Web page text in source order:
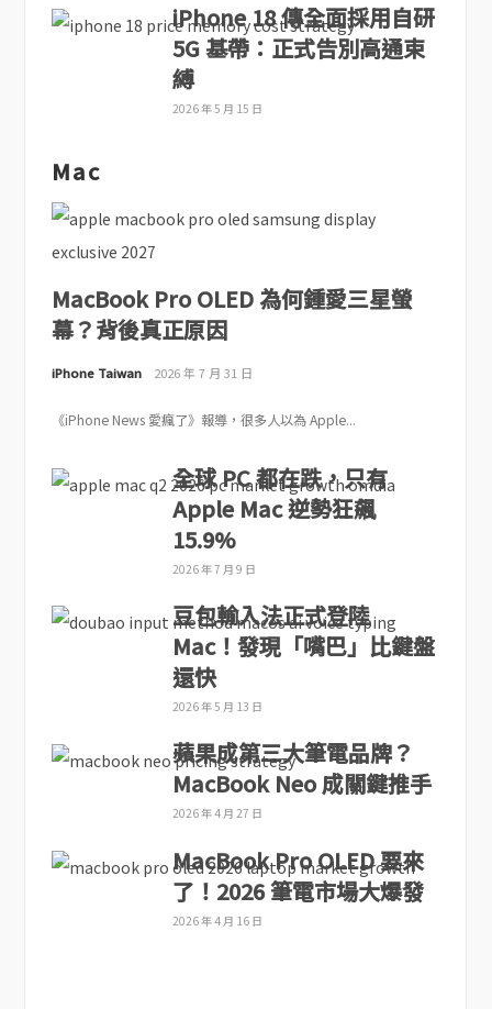
iPhone 18 傳全面採用自研
5G 基帶：正式告別高通束
縛
2026 年 5 月 15 日
Mac
MacBook Pro OLED 為何鍾愛三星螢
幕？背後真正原因
iPhone Taiwan 2026 年 7 月 31 日
《iPhone News 愛瘋了》報導，很多人以為 Apple...
全球 PC 都在跌，只有
Apple Mac 逆勢狂飆
15.9%
2026 年 7 月 9 日
豆包輸入法正式登陸
Mac！發現「嘴巴」比鍵盤
還快
2026 年 5 月 13 日
蘋果成第三大筆電品牌？
MacBook Neo 成關鍵推手
2026 年 4 月 27 日
MacBook Pro OLED 要來
了！2026 筆電市場大爆發
2026 年 4 月 16 日